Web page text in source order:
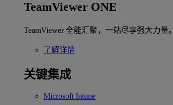
TeamViewer ONE
TeamViewer 全能汇聚，一站尽享强大力量。
了解详情
关键集成
Microsoft Intune